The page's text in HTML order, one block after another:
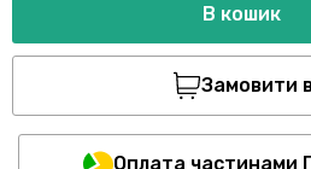
В кошик
Замовити в
Оплата частинами